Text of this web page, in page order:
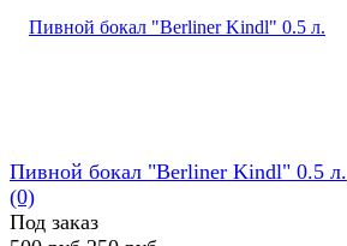
Пивной бокал "Berliner Kindl" 0.5 л.
(0)
Под заказ